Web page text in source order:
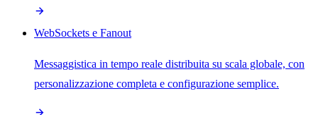
WebSockets e Fanout
Messaggistica in tempo reale distribuita su scala globale, con
personalizzazione completa e configurazione semplice.